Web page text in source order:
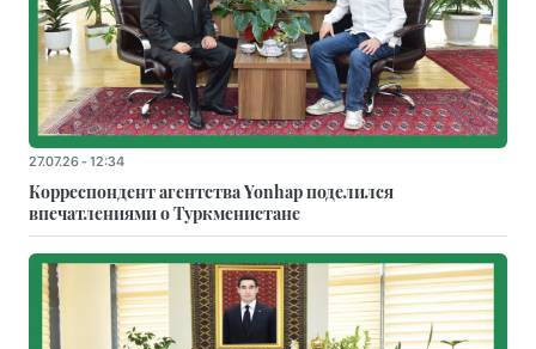
27.07.26 - 12:34
Корреспондент агентства Yonhap поделился
впечатлениями о Туркменистане